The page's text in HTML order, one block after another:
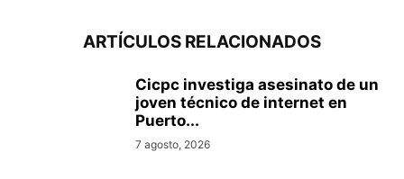
ARTÍCULOS RELACIONADOS
Cicpc investiga asesinato de un
joven técnico de internet en
Puerto...
7 agosto, 2026